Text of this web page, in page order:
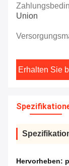
Union
Erhalten Sie
Hervorheben: